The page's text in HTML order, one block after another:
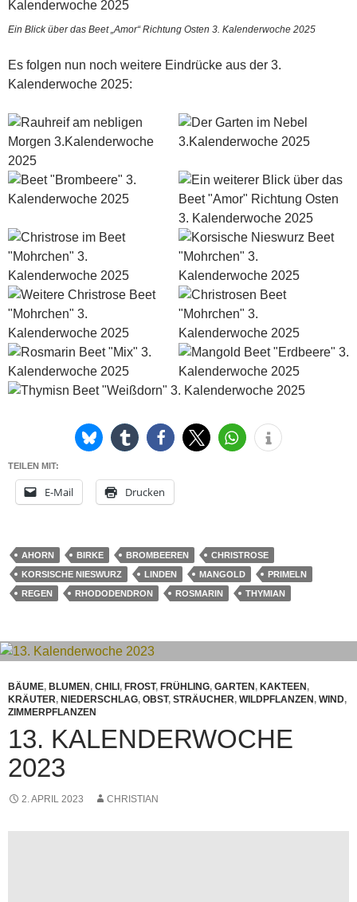
Ein Blick über das Beet „Amor“ Richtung Osten 3. Kalenderwoche 2025
Es folgen nun noch weitere Eindrücke aus der 3.
Kalenderwoche 2025:
TEILEN MIT:
E-Mail Drucken
AHORN BIRKE BROMBEEREN
CHRISTROSE
KORSISCHE NIESWURZ
LINDEN MANGOLD
PRIMELN
REGEN
RHODODENDRON ROSMARIN THYMIAN
BÄUME, BLUMEN, CHILI, FROST, FRÜHLING, GARTEN, KAKTEEN,
KRÄUTER, NIEDERSCHLAG, OBST, STRÄUCHER, WILDPFLANZEN, WIND,
ZIMMERPFLANZEN
13. KALENDERWOCHE
2023
2. APRIL 2023 CHRISTIAN